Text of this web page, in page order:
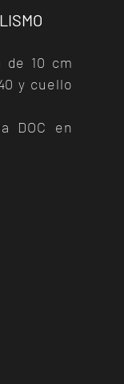
de 10 cm
y cuello
DOC en